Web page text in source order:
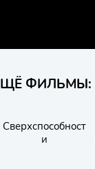
ФИЛЬМЫ:
Сверхспособност
и